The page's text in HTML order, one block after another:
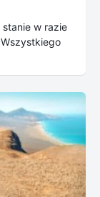
w razie